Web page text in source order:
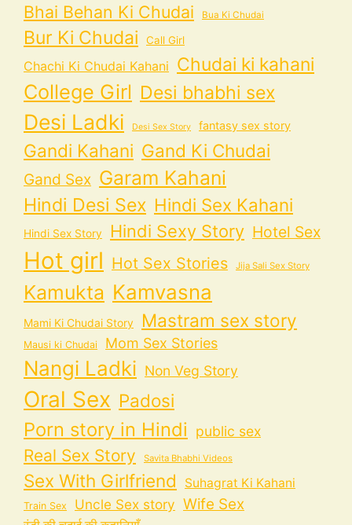
Bhai Behan Ki Chudai Bua Ki Chudai
Bur Ki Chudai Call Girl
Chachi Ki Chudai Kahani Chudai ki kahani
College Girl Desi bhabhi sex
Desi Ladki Desi Sex Story fantasy sex story
Gandi Kahani Gand Ki Chudai
Gand Sex Garam Kahani
Hindi Desi Sex Hindi Sex Kahani
Hindi Sex Story Hindi Sexy Story Hotel Sex
Hot girl Hot Sex Stories Jija Sali Sex Story
Kamukta Kamvasna
Mami Ki Chudai Story Mastram sex story
Mausi ki Chudai Mom Sex Stories
Nangi Ladki Non Veg Story
Oral Sex Padosi
Porn story in Hindi public sex
Real Sex Story Savita Bhabhi Videos
Sex With Girlfriend Suhagrat Ki Kahani
Train Sex Uncle Sex story Wife Sex